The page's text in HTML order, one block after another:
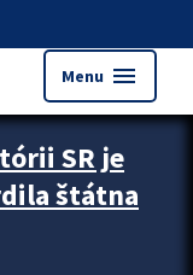
Menu menu
SR je
štátna